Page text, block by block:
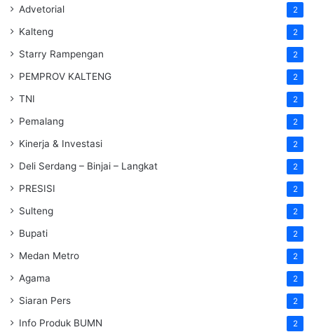
Advetorial 2
Kalteng 2
Starry Rampengan 2
PEMPROV KALTENG 2
TNI 2
Pemalang 2
Kinerja & Investasi 2
Deli Serdang – Binjai – Langkat 2
PRESISI 2
Sulteng 2
Bupati 2
Medan Metro 2
Agama 2
Siaran Pers 2
Info Produk BUMN 2